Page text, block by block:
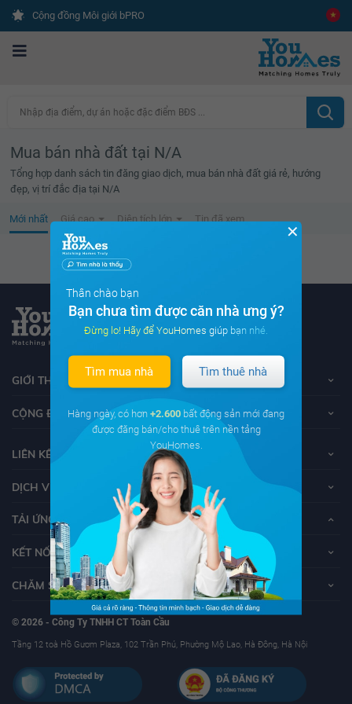
Cộng đồng Môi giới bPRO
Nhập địa điểm, dự án hoặc đặc điểm BĐS ...
Mua bán nhà đất tại N/A
Tổng hợp danh sách tin đăng giao dịch, mua bán nhà đất giá rẻ, hướng
đẹp, vị trí đắc địa tại N/A
Mới nhất Giá cao Diện tích lớn Tin đã xem
Không tìm thấy tin bất động sản nào
GIỚI THIỆU VỀ YOUHOMES
CỘNG ĐỒNG YOUHOMERS
LIÊN KẾT
DỊCH VỤ KHÁCH HÀNG
TẢI ỨNG DỤNG YOUHOMES
KẾT NỐI VỚI YOUHOMES
CHĂM SÓC KHÁCH HÀNG
© 2026 - Công Ty TNHH CT Toàn Cầu
Tầng 12 toà Hồ Gươm Plaza, 102 Trần Phú, Phường Mộ Lao, Hà Đông, Hà Nội
✕
Thân chào bạn
Bạn chưa tìm được căn nhà ưng ý?
Đừng lo! Hãy để YouHomes giúp bạn nhé.
Tìm mua nhà Tìm thuê nhà
Hàng ngày, có hơn +2.600 bất động sản mới đang
được đăng bán/cho thuê trên nền tảng
YouHomes.